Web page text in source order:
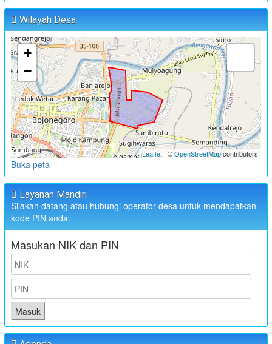
Wilayah Desa
+
−
Leaflet | ©OpenStreetMapcontributors
Buka peta
Layanan Mandiri
Silakan datang atau hubungi operator desa untuk mendapatkan
kode PIN anda.
Masukan NIK dan PIN
Masuk